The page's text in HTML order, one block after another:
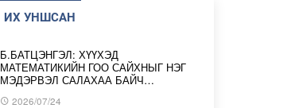
ИХ УНШСАН
Б.БАТЦЭНГЭЛ: ХҮҮХЭД
МАТЕМАТИКИЙН ГОО САЙХНЫГ НЭГ
МЭДЭРВЭЛ САЛАХАА БАЙЧ…
2026/07/24